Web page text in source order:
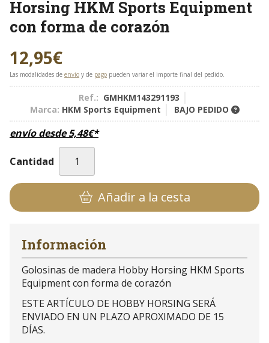
Horsing HKM Sports Equipment
con forma de corazón
12,95€
Las modalidades de envío y de pago pueden variar el importe final del pedido.
Ref.: GMHKM143291193
Marca: HKM Sports Equipment BAJO PEDIDO
envío desde5,48€*
Cantidad
Añadir a la cesta
Información
Golosinas de madera Hobby Horsing HKM Sports
Equipment con forma de corazón
ESTE ARTÍCULO DE HOBBY HORSING SERÁ
ENVIADO EN UN PLAZO APROXIMADO DE 15
DÍAS.